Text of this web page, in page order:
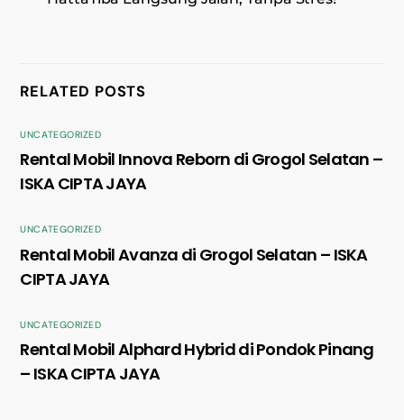
RELATED POSTS
UNCATEGORIZED
Rental Mobil Innova Reborn di Grogol Selatan –
ISKA CIPTA JAYA
UNCATEGORIZED
Rental Mobil Avanza di Grogol Selatan – ISKA
CIPTA JAYA
UNCATEGORIZED
Rental Mobil Alphard Hybrid di Pondok Pinang
– ISKA CIPTA JAYA